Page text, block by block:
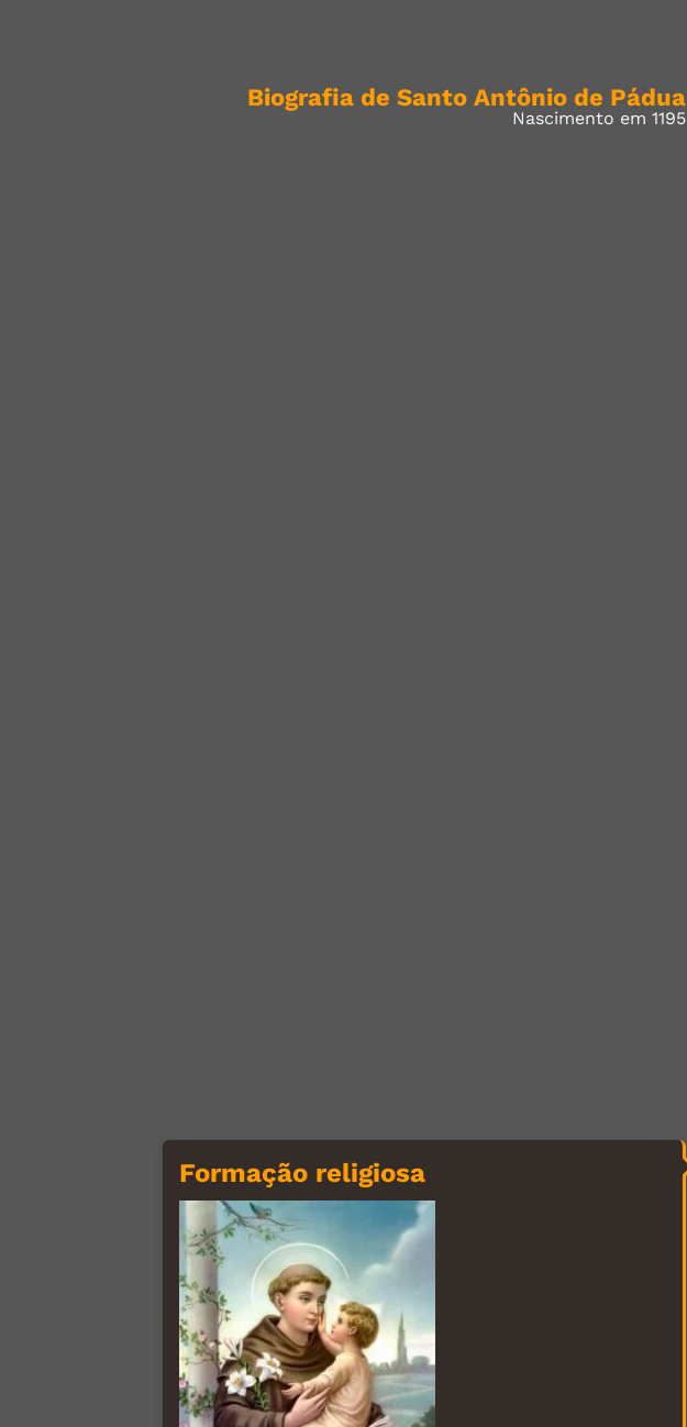
Biografia de Santo Antônio de Pádua
Nascimento em 1195
Formação religiosa